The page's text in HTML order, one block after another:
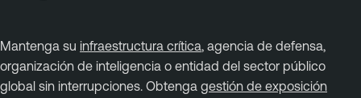
Mantenga su infraestructura crítica, agencia de defensa,
organización de inteligencia o entidad del sector público
global sin interrupciones. Obtenga gestión de exposición